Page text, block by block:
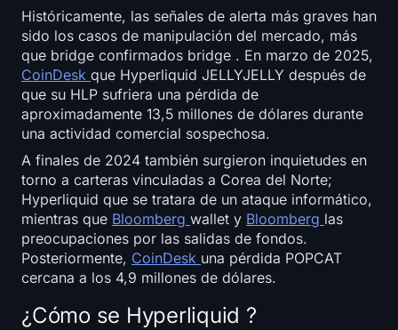
Históricamente, las señales de alerta más graves han
sido los casos de manipulación del mercado, más
que bridge confirmados bridge . En marzo de 2025,
CoinDesk que Hyperliquid JELLYJELLY después de
que su HLP sufriera una pérdida de
aproximadamente 13,5 millones de dólares durante
una actividad comercial sospechosa.
A finales de 2024 también surgieron inquietudes en
torno a carteras vinculadas a Corea del Norte;
Hyperliquid que se tratara de un ataque informático,
mientras que Bloomberg wallet y Bloomberg las
preocupaciones por las salidas de fondos.
Posteriormente, CoinDesk una pérdida POPCAT
cercana a los 4,9 millones de dólares.
¿Cómo se Hyperliquid ?